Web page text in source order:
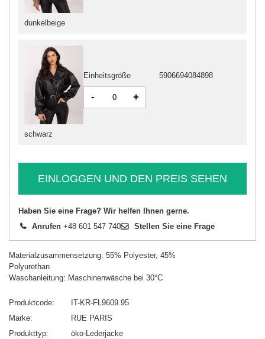
schwarz
Einheitsgröße 5906694084898
- +
dunkelbeige
EINLOGGEN UND DEN PREIS SEHEN
Haben Sie eine Frage? Wir helfen Ihnen gerne.
Anrufen +48 601 547 740 Stellen Sie eine Frage
Materialzusammensetzung: 55% Polyester, 45%
Polyurethan
Waschanleitung: Maschinenwäsche bei 30°C
Produktcode
IT-KR-FL9609.95
Marke
RUE PARIS
Produkttyp
öko-Lederjacke